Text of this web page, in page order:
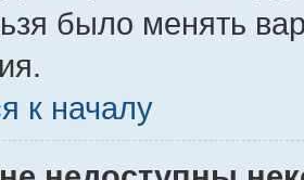
было менять
к началу